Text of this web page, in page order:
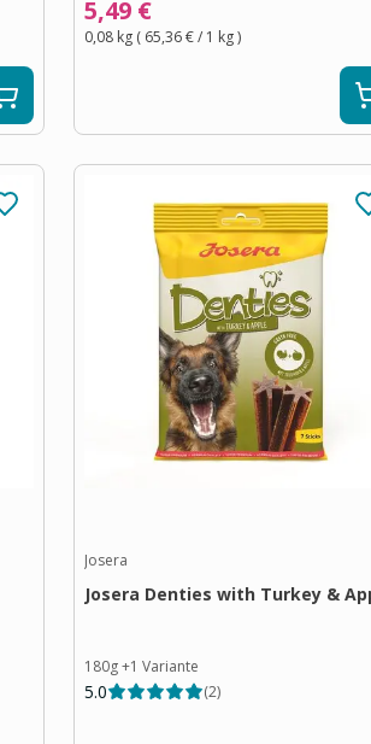
5,49 €
0,08 kg ( 65,36 €/ 1 kg)
Josera
Josera Denties with Turkey &
180g+1 Variante
5.0 (2)